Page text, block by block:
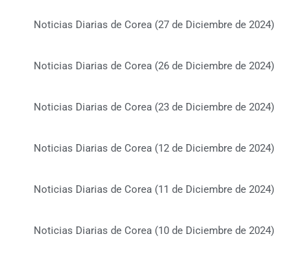
Noticias Diarias de Corea (27 de Diciembre de 2024)
Noticias Diarias de Corea (26 de Diciembre de 2024)
Noticias Diarias de Corea (23 de Diciembre de 2024)
Noticias Diarias de Corea (12 de Diciembre de 2024)
Noticias Diarias de Corea (11 de Diciembre de 2024)
Noticias Diarias de Corea (10 de Diciembre de 2024)